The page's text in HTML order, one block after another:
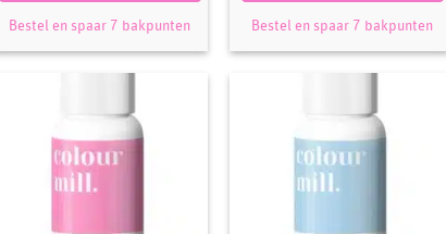
Bestel en spaar 7 bakpunten Bestel en spaar 7 bakpunten